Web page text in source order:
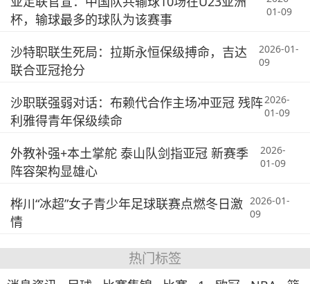
杯，输球最多的球队为该赛事
01-09
沙特职联生死局：拉斯永恒保级搏命，吉达
联合亚冠抢分
2026-01-
09
沙职联强弱对话：布赖代合作主场冲亚冠 残阵
利雅得青年保级续命
2026-
01-09
外教补强+本土掌舵 泰山队剑指亚冠 新赛季
阵容架构显雄心
2026-
01-09
桦川“冰超”女子青少年足球联赛点燃冬日激
情
2026-01-
09
热门标签